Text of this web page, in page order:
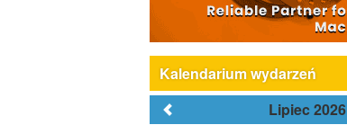
Kalendarium wydarzeń
Lipiec 2026